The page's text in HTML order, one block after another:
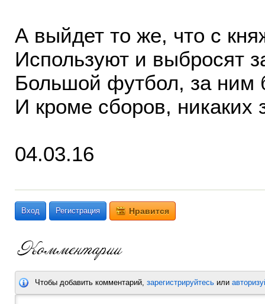
А выйдет то же, что с
Используют и выбросят
Большой футбол, за ним
И кроме сборов, никаких
04.03.16
Вход Регистрация Нравится
Чтобы добавить комментарий, зарегистрируйтесь или